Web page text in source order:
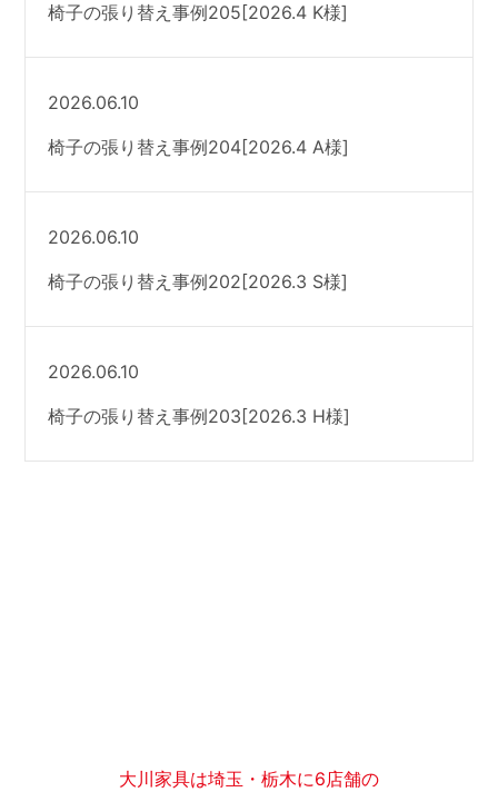
椅子の張り替え事例205[2026.4 K様]
2026.06.10
椅子の張り替え事例204[2026.4 A様]
2026.06.10
椅子の張り替え事例202[2026.3 S様]
2026.06.10
椅子の張り替え事例203[2026.3 H様]
大川家具は埼玉・栃木に6店舗の